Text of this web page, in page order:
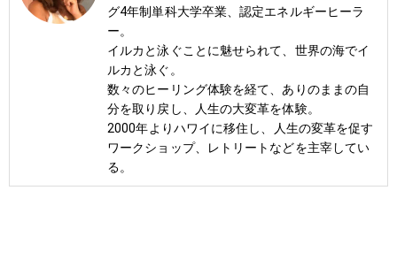
グ4年制単科大学卒業、認定エネルギーヒーラ
ー。
イルカと泳ぐことに魅せられて、世界の海でイ
ルカと泳ぐ。
数々のヒーリング体験を経て、ありのままの自
分を取り戻し、人生の大変革を体験。
2000年よりハワイに移住し、人生の変革を促す
ワークショップ、レトリートなどを主宰してい
る。